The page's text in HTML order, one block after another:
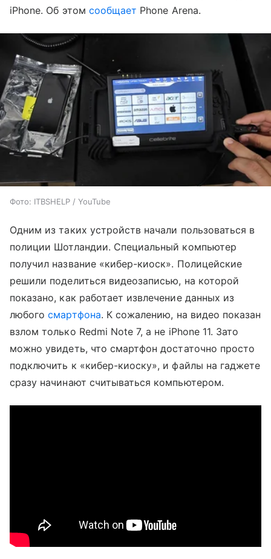
iPhone. Об этом сообщает Phone Arena.
Фото: ITBSHELP / YouTube
Одним из таких устройств начали пользоваться в
полиции Шотландии. Специальный компьютер
получил название «кибер-киоск». Полицейские
решили поделиться видеозаписью, на которой
показано, как работает извлечение данных из
любогосмартфона. К сожалению, на видео показан
взлом только Redmi Note 7, а не iPhone 11. Зато
можно увидеть, что смартфон достаточно просто
подключить к «кибер-киоску», и файлы на гаджете
сразу начинают считываться компьютером.